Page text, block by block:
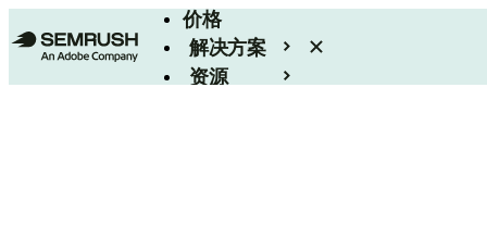
价格
解决方案
资源